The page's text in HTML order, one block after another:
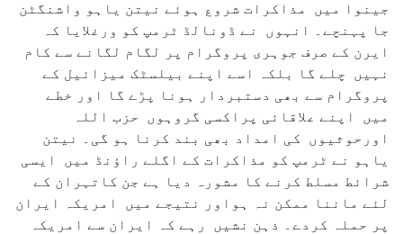
جینوا میں مذاکرات شروع ہوئے نیتن یاہو واشنگٹن
جا پہنچے۔ انہوں نے ڈونالڈ ٹرمپ کو ورغلایا کہ
ایرن کے صرف جوہری پروگرام پر لگام لگانے سے کام
نہیں چلے گا بلکہ اسے اپنے بیلسٹک میزائیل کے
پروگرام سے بھی دستبردار ہونا پڑے گا اور خطے
میں اپنے علاقائی پراکسی گروہوں حزب اللہ
اورحوثیوں کی امداد بھی بند کرنا ہو گی۔ نیتن
یاہو نے ٹرمپ کو مذاکرات کے اگلے راؤنڈ میں ایسی
شرائط مسلط کرنے کا مشورہ دیا ہے جن کاتہران کے
لئے ماننا ممکن نہ ہواور نتیجے میں امریکہ ایران
پر حملہ کردے۔ ذہن نشیں رہے کہ ایران سے امریکہ